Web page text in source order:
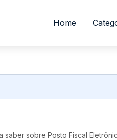
Home
saber sobre Posto Fiscal